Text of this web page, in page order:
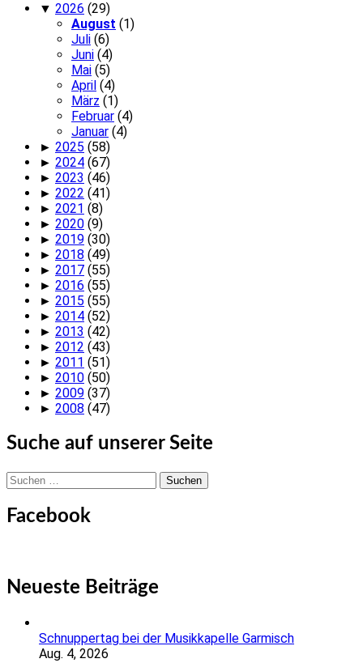
▼ 2026 (29)
August (1)
Juli (6)
Juni (4)
Mai (5)
April (4)
März (1)
Februar (4)
Januar (4)
► 2025 (58)
► 2024 (67)
► 2023 (46)
► 2022 (41)
► 2021 (8)
► 2020 (9)
► 2019 (30)
► 2018 (49)
► 2017 (55)
► 2016 (55)
► 2015 (55)
► 2014 (52)
► 2013 (42)
► 2012 (43)
► 2011 (51)
► 2010 (50)
► 2009 (37)
► 2008 (47)
Suche auf unserer Seite
Suchen
nach:
Facebook
Neueste Beiträge
Schnuppertag bei der Musikkapelle Garmisch
Aug. 4, 2026